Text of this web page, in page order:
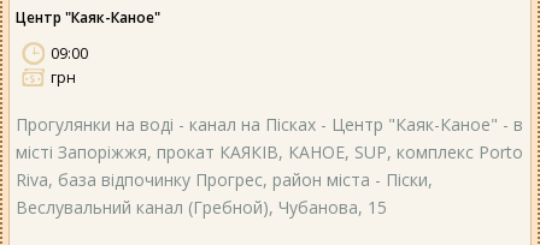
Центр "Каяк-Каное"
09:00
грн
Прогулянки на воді - канал на Пісках - Центр "Каяк-Каное" - в
місті Запоріжжя, прокат КАЯКІВ, КАНОЕ, SUP, комплекс Porto
Riva, база відпочинку Прогрес, район міста - Піски,
Веслувальний канал (Гребной), Чубанова, 15